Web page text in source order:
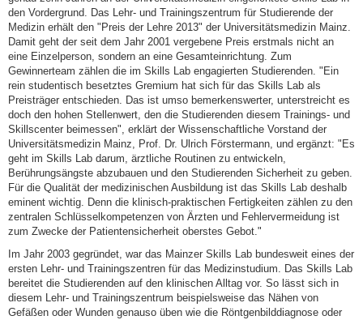
den Vordergrund. Das Lehr- und Trainingszentrum für Studierende der
Medizin erhält den "Preis der Lehre 2013" der Universitätsmedizin Mainz.
Damit geht der seit dem Jahr 2001 vergebene Preis erstmals nicht an
eine Einzelperson, sondern an eine Gesamteinrichtung. Zum
Gewinnerteam zählen die im Skills Lab engagierten Studierenden. "Ein
rein studentisch besetztes Gremium hat sich für das Skills Lab als
Preisträger entschieden. Das ist umso bemerkenswerter, unterstreicht es
doch den hohen Stellenwert, den die Studierenden diesem Trainings- und
Skillscenter beimessen", erklärt der Wissenschaftliche Vorstand der
Universitätsmedizin Mainz, Prof. Dr. Ulrich Förstermann, und ergänzt: "Es
geht im Skills Lab darum, ärztliche Routinen zu entwickeln,
Berührungsängste abzubauen und den Studierenden Sicherheit zu geben.
Für die Qualität der medizinischen Ausbildung ist das Skills Lab deshalb
eminent wichtig. Denn die klinisch-praktischen Fertigkeiten zählen zu den
zentralen Schlüsselkompetenzen von Ärzten und Fehlervermeidung ist
zum Zwecke der Patientensicherheit oberstes Gebot."
Im Jahr 2003 gegründet, war das Mainzer Skills Lab bundesweit eines der
ersten Lehr- und Trainingszentren für das Medizinstudium. Das Skills Lab
bereitet die Studierenden auf den klinischen Alltag vor. So lässt sich in
diesem Lehr- und Trainingszentrum beispielsweise das Nähen von
Gefäßen oder Wunden genauso üben wie die Röntgenbilddiagnose oder